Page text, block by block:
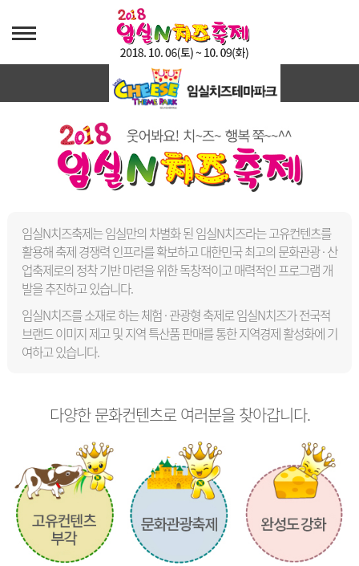
축제개요
임실N치즈축제는 임실만의 차별화 된 임실N치즈라는 고유컨텐츠를
활용해 축제 경쟁력 인프라를 확보하고대한민국 최고의 문화관광 · 산
업축제로의 정착 기반 마련을 위한 독창적이고 매력적인 프로그램 개
발을 추진하고 있습니다.
임실N치즈를 소재로 하는 체험 · 관광형 축제로 임실N치즈가 전국적
브랜드 이미지 제고 및 지역 특산품 판매를 통한지역경제 활성화에 기
여하고 있습니다.
다양한 문화컨텐츠로 여러분을 찾아갑니다.